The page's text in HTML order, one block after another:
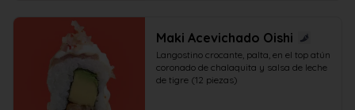
Maki Acevichado Oishi
Langostino crocante, palta, en el top atún
coronado de chalaquita y salsa de leche
de tigre (12 piezas)